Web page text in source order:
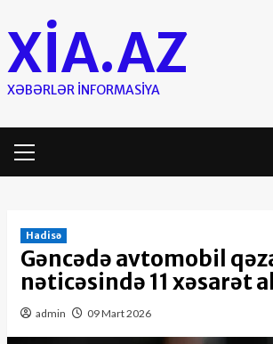
to
content
XIA.AZ
XƏBƏRLƏR INFORMASIYA
Menu
Hadisə
Gəncədə avtomobil
nəticəsində 11 xəsarət
admin 09 Mart 2026